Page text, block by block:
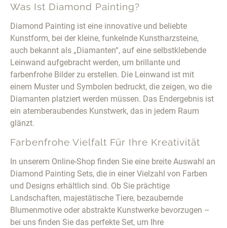
Was Ist Diamond Painting?
Diamond Painting ist eine innovative und beliebte
Kunstform, bei der kleine, funkelnde Kunstharzsteine,
auch bekannt als „Diamanten“, auf eine selbstklebende
Leinwand aufgebracht werden, um brillante und
farbenfrohe Bilder zu erstellen. Die Leinwand ist mit
einem Muster und Symbolen bedruckt, die zeigen, wo die
Diamanten platziert werden müssen. Das Endergebnis ist
ein atemberaubendes Kunstwerk, das in jedem Raum
glänzt.
Farbenfrohe Vielfalt Für Ihre Kreativität
In unserem Online-Shop finden Sie eine breite Auswahl an
Diamond Painting Sets, die in einer Vielzahl von Farben
und Designs erhältlich sind. Ob Sie prächtige
Landschaften, majestätische Tiere, bezaubernde
Blumenmotive oder abstrakte Kunstwerke bevorzugen –
bei uns finden Sie das perfekte Set, um Ihre